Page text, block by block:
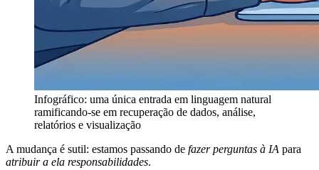
Infográfico: uma única entrada em linguagem natural
ramificando-se em recuperação de dados, análise,
relatórios e visualização
A mudança é sutil: estamos passando de fazer perguntas à IA para
atribuir a ela responsabilidades.